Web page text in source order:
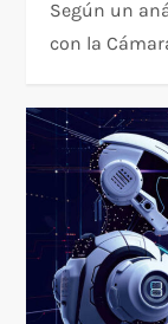
Según un
con la